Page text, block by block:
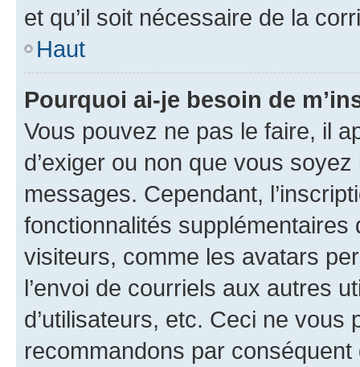
et qu’il soit nécessaire de la
Haut
Pourquoi ai-je besoin de
Vous pouvez ne pas le faire, il
d’exiger ou non que vous
messages. Cependant,
fonctionnalités
visiteurs, comme les avatars
l’envoi de courriels aux autres
d’utilisateurs, etc. Ceci ne vous
recommandons par conséquent